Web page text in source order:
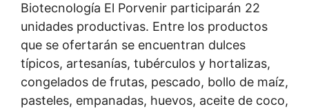
Biotecnología El Porvenir participarán 22
unidades productivas. Entre los productos
que se ofertarán se encuentran dulces
típicos, artesanías, tubérculos y hortalizas,
congelados de frutas, pescado, bollo de maíz,
pasteles, empanadas, huevos, aceite de coco,